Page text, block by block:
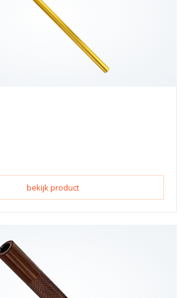
bekijk product